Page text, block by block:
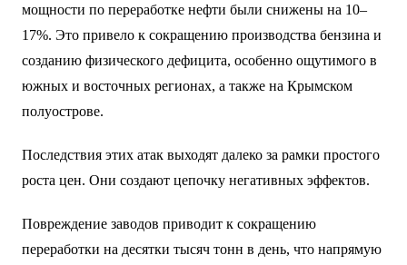
мощности по переработке нефти были снижены на 10–
17%. Это привело к сокращению производства бензина и
созданию физического дефицита, особенно ощутимого в
южных и восточных регионах, а также на Крымском
полуострове.
Последствия этих атак выходят далеко за рамки простого
роста цен. Они создают цепочку негативных эффектов.
Повреждение заводов приводит к сокращению
переработки на десятки тысяч тонн в день, что напрямую